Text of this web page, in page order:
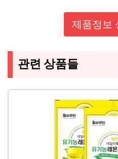
제품정보
관련 상품들